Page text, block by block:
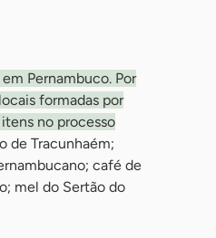
Pernambuco. Por
formadas por
no processo
de Tracunhaém;
café de
mel do Sertão do